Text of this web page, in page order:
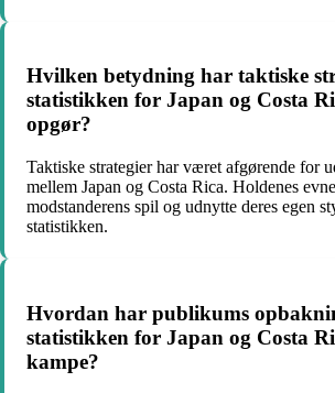
Hvilken betydning har taktiske
statistikken for Japan og Costa
opgør?
Taktiske strategier har været afgørende for
mellem Japan og Costa Rica. Holdenes
modstanderens spil og udnytte deres egen
statistikken.
Hvordan har publikums
statistikken for Japan og Costa
kampe?